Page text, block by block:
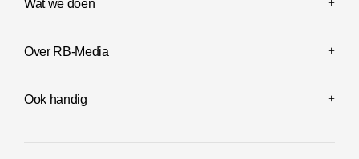
Wat we doen
Over RB-Media
Ook handig